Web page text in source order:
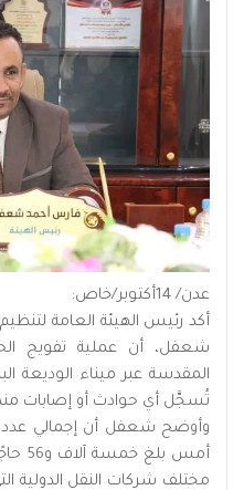
عدن/ 14أكتوبر/خاص:
أكد رئيس الهيئة العامة
شعفل، أن عملية تفويج
المقدسة عبر ميناء الوديعة
تُسجَّل أي حوادث أو إصابات منذ بدء
وأوضح شعفل أن إجمالي عدد
مختلف شركات النقل الدولية